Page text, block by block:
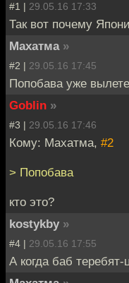
#1 | 29.05.16 17:33
Так вот почему
Махатма »
#2 | 29.05.16 17:45
Попобава уже
Goblin »
#3 | 29.05.16 17:46
Кому: Махатма, #2
> Попобава
кто это?
kostykby »
#4 | 29.05.16 17:55
А когда баб